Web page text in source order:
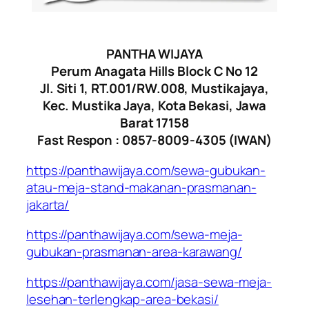
PANTHA WIJAYA
Perum Anagata Hills Block C No 12
Jl. Siti 1, RT.001/RW.008, Mustikajaya,
Kec. Mustika Jaya, Kota Bekasi, Jawa
Barat 17158
Fast Respon : 0857-8009-4305 (IWAN)
https://panthawijaya.com/sewa-gubukan-
atau-meja-stand-makanan-prasmanan-
jakarta/
https://panthawijaya.com/sewa-meja-
gubukan-prasmanan-area-karawang/
https://panthawijaya.com/jasa-sewa-meja-
lesehan-terlengkap-area-bekasi/